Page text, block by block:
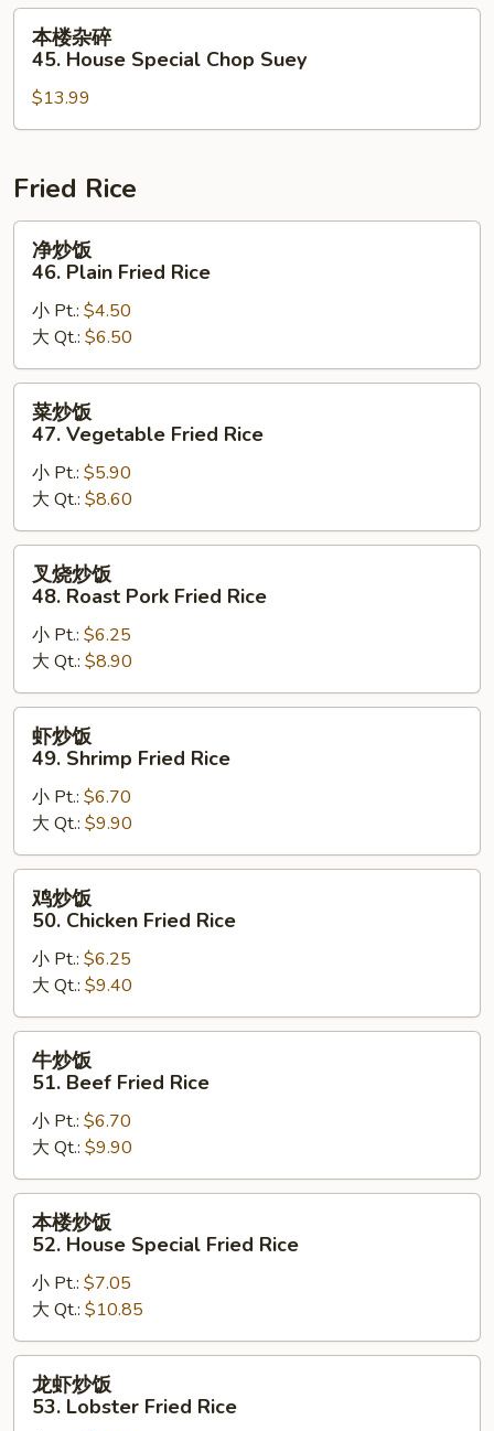
Roast
Pork
Chop
Suey
45.
Special
Suey
本楼杂碎
45. House Special Chop Suey
$13.99
Fried Rice
46.
Plain
Fried
Rice
净炒饭
46. Plain Fried Rice
小 Pt.: $4.50
大 Qt.: $6.50
47.
Vegetable
Fried
Rice
菜炒饭
47. Vegetable Fried Rice
小 Pt.: $5.90
大 Qt.: $8.60
48.
Roast
Pork
Fried
Rice
叉烧炒饭
48. Roast Pork Fried Rice
小 Pt.: $6.25
大 Qt.: $8.90
49.
Shrimp
Fried
Rice
虾炒饭
49. Shrimp Fried Rice
小 Pt.: $6.70
大 Qt.: $9.90
50.
Chicken
Fried
Rice
鸡炒饭
50. Chicken Fried Rice
小 Pt.: $6.25
大 Qt.: $9.40
51.
Beef
Fried
Rice
牛炒饭
51. Beef Fried Rice
小 Pt.: $6.70
大 Qt.: $9.90
52.
House
Special
Fried
Rice
本楼炒饭
52. House Special Fried Rice
小 Pt.: $7.05
大 Qt.: $10.85
龙虾炒饭
53. Lobster Fried Rice